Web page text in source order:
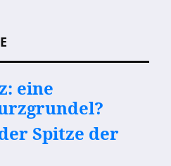
eine
Spitze der